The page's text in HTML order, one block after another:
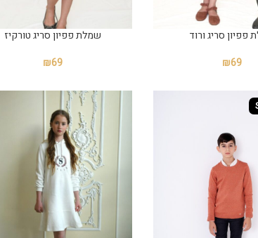
פפיון סריג ורוד
₪69
שמלת פפיון סריג טורקיז
₪69